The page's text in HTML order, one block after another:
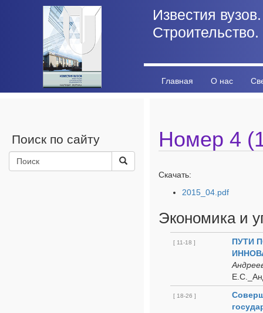
Известия
Главная О нас
Поиск по сайту Номер 4
Скачать:
2015_04.pdf
Экономика и
[ 11-18 ]
ПУТИ
[ 18-26 ]